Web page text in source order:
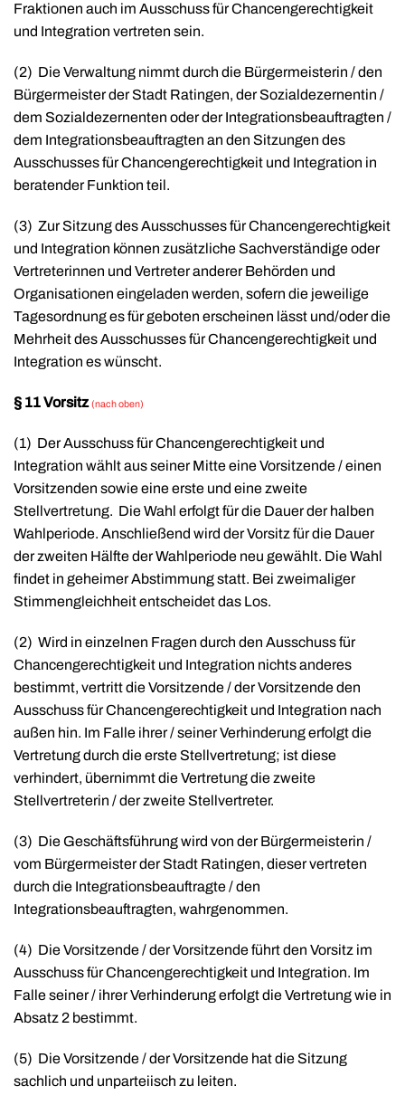
Fraktionen auch im Ausschuss für Chancengerechtigkeit
und Integration vertreten sein.
(2) Die Verwaltung nimmt durch die Bürgermeisterin / den
Bürgermeister der Stadt Ratingen, der Sozialdezernentin /
dem Sozialdezernenten oder der Integrationsbeauftragten /
dem Integrationsbeauftragten an den Sitzungen des
Ausschusses für Chancengerechtigkeit und Integration in
beratender Funktion teil.
(3) Zur Sitzung des Ausschusses für Chancengerechtigkeit
und Integration können zusätzliche Sachverständige oder
Vertreterinnen und Vertreter anderer Behörden und
Organisationen eingeladen werden, sofern die jeweilige
Tagesordnung es für geboten erscheinen lässt und/oder die
Mehrheit des Ausschusses für Chancengerechtigkeit und
Integration es wünscht.
§ 11 Vorsitz(nach oben)
(1) Der Ausschuss für Chancengerechtigkeit und
Integration wählt aus seiner Mitte eine Vorsitzende / einen
Vorsitzenden sowie eine erste und eine zweite
Stellvertretung. Die Wahl erfolgt für die Dauer der halben
Wahlperiode. Anschließend wird der Vorsitz für die Dauer
der zweiten Hälfte der Wahlperiode neu gewählt. Die Wahl
findet in geheimer Abstimmung statt. Bei zweimaliger
Stimmengleichheit entscheidet das Los.
(2) Wird in einzelnen Fragen durch den Ausschuss für
Chancengerechtigkeit und Integration nichts anderes
bestimmt, vertritt die Vorsitzende / der Vorsitzende den
Ausschuss für Chancengerechtigkeit und Integration nach
außen hin. Im Falle ihrer / seiner Verhinderung erfolgt die
Vertretung durch die erste Stellvertretung; ist diese
verhindert, übernimmt die Vertretung die zweite
Stellvertreterin / der zweite Stellvertreter.
(3) Die Geschäftsführung wird von der Bürgermeisterin /
vom Bürgermeister der Stadt Ratingen, dieser vertreten
durch die Integrationsbeauftragte / den
Integrationsbeauftragten, wahrgenommen.
(4) Die Vorsitzende / der Vorsitzende führt den Vorsitz im
Ausschuss für Chancengerechtigkeit und Integration. Im
Falle seiner / ihrer Verhinderung erfolgt die Vertretung wie in
Absatz 2 bestimmt.
(5) Die Vorsitzende / der Vorsitzende hat die Sitzung
sachlich und unparteiisch zu leiten.